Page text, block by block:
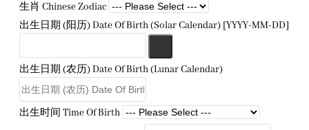
生肖 Chinese Zodiac
出生日期 (阳历) Date Of Birth (Solar Calendar) [YYYY-MM-DD]
出生日期 (农历) Date Of Birth (Lunar Calendar)
出生时间 Time Of Birth